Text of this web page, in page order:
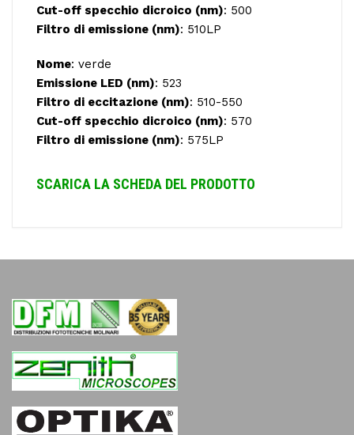
Cut-off specchio dicroico (nm): 500
Filtro di emissione (nm): 510LP
Nome: verde
Emissione LED (nm): 523
Filtro di eccitazione (nm): 510-550
Cut-off specchio dicroico (nm): 570
Filtro di emissione (nm): 575LP
SCARICA LA SCHEDA DEL PRODOTTO